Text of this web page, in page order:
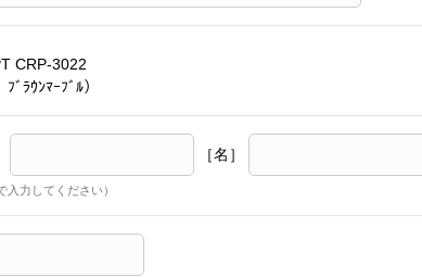
CRP-3022
ﾗｳﾝﾏｰﾌﾞﾙ）
［名］
入力してください）